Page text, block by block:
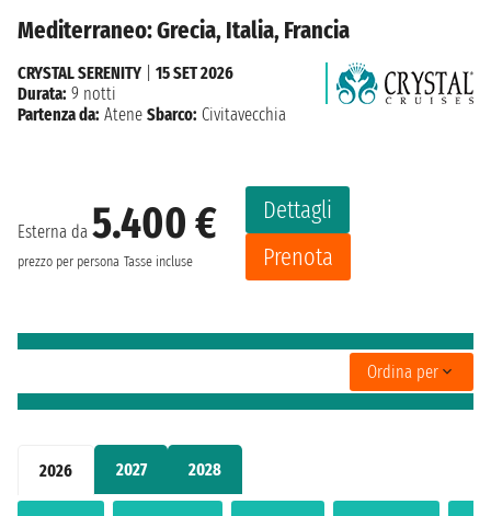
2026 2027 2028
Mediterraneo: Grecia, Italia, Francia
Esterna da 5.400 €
prezzo per persona Tasse incluse
Dettagli
Prenota
CRYSTAL SERENITY
15 SET 2026
Durata: 9 notti
Partenza da: Atene Sbarco: Civitavecchia
Ordina per